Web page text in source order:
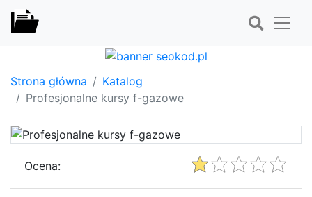
Strona główna
Katalog
Profesjonalne kursy f-gazowe
Ocena: